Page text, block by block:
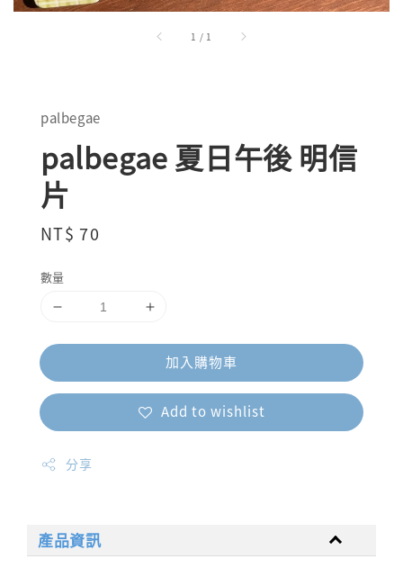
1 / 1
palbegae
palbegae 夏日午後 明信
片
Regular
NT$ 70
數量
加入購物車
Add to wishlist
分享
產品資訊